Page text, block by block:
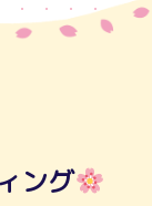
ング